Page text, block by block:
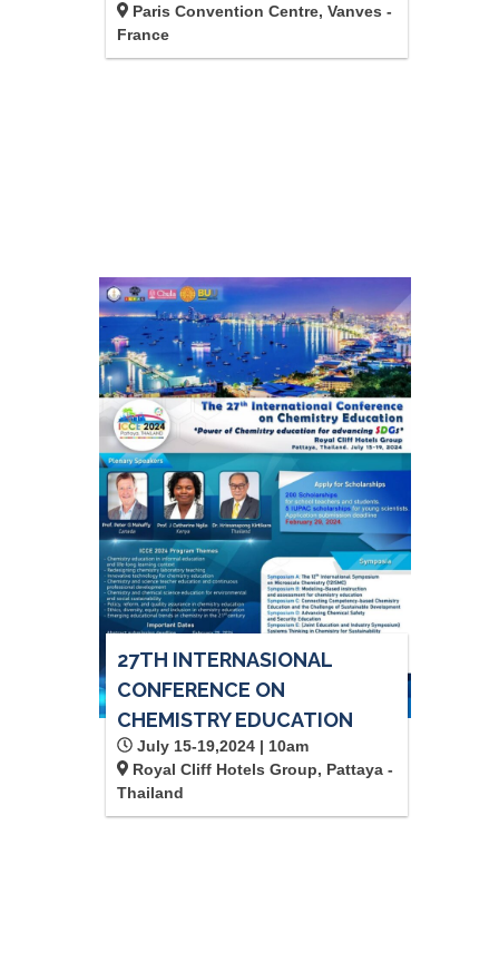
Paris Convention Centre, Vanves -
France
27TH INTERNASIONAL
CONFERENCE ON
CHEMISTRY EDUCATION
July 15-19,2024 | 10am
Royal Cliff Hotels Group, Pattaya -
Thailand